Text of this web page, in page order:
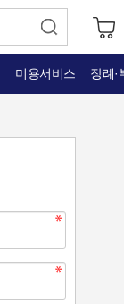
미용서비스 장례·